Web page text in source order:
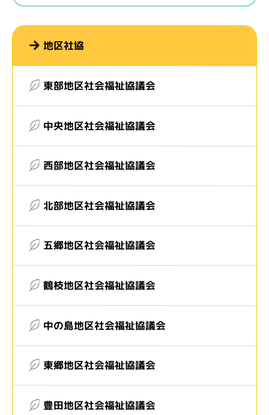
地区社協
東部地区社会福祉協議会
中央地区社会福祉協議会
西部地区社会福祉協議会
北部地区社会福祉協議会
五郷地区社会福祉協議会
鶴枝地区社会福祉協議会
中の島地区社会福祉協議会
東郷地区社会福祉協議会
豊田地区社会福祉協議会